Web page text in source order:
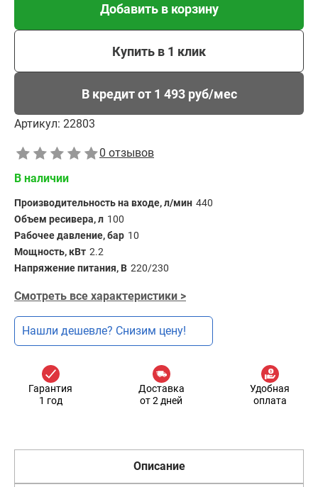
Добавить в корзину
Купить в 1 клик
В кредит от 1 493 руб/мес
Артикул: 22803
0 отзывов
В наличии
Производительность на входе, л/мин 440
Объем ресивера, л 100
Рабочее давление, бар 10
Мощность, кВт 2.2
Напряжение питания, В 220/230
Смотреть все характеристики >
Нашли дешевле? Снизим цену!
Гарантия
1 год
Доставка
от 2 дней
Удобная
оплата
Описание